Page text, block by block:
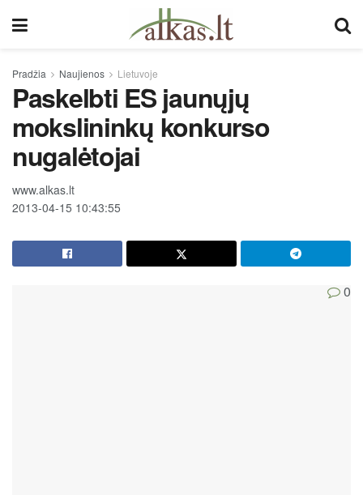
Pradžia Naujienos Lietuvoje
Paskelbti ES jaunųjų
mokslininkų konkurso
nugalėtojai
www.alkas.lt
2013-04-15 10:43:55
0